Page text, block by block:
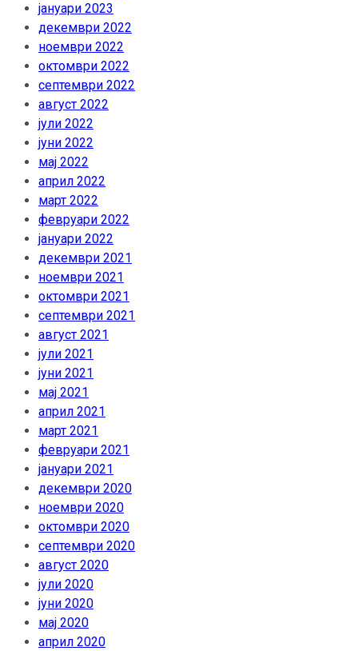
јануари 2023
декември 2022
ноември 2022
октомври 2022
септември 2022
август 2022
јули 2022
јуни 2022
мај 2022
април 2022
март 2022
февруари 2022
јануари 2022
декември 2021
ноември 2021
октомври 2021
септември 2021
август 2021
јули 2021
јуни 2021
мај 2021
април 2021
март 2021
февруари 2021
јануари 2021
декември 2020
ноември 2020
октомври 2020
септември 2020
август 2020
јули 2020
јуни 2020
мај 2020
април 2020